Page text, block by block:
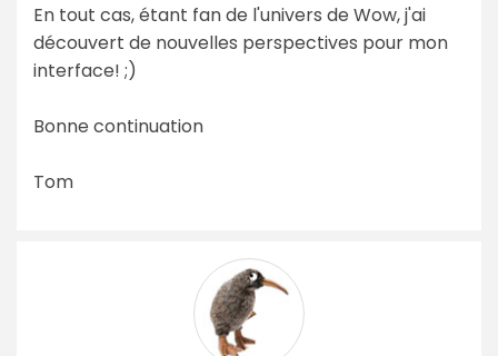
En tout cas, étant fan de l'univers de Wow, j'ai
découvert de nouvelles perspectives pour mon
interface! ;)
Bonne continuation
Tom